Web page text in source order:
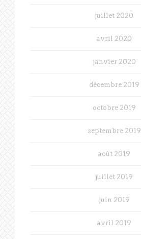
juillet 2020
avril 2020
janvier 2020
décembre 2019
octobre 2019
septembre 2019
août 2019
juillet 2019
juin 2019
avril 2019